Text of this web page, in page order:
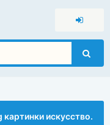
картинки искусство.